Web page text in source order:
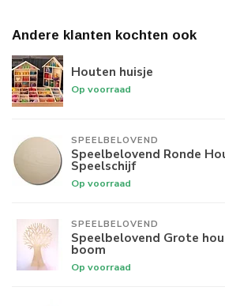
Andere klanten kochten ook
Houten huisje
Op voorraad
SPEELBELOVEND
Speelbelovend Ronde
Speelschijf
Op voorraad
SPEELBELOVEND
Speelbelovend Grote
boom
Op voorraad